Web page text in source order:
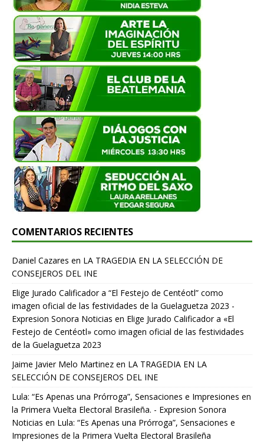
COMENTARIOS RECIENTES
Daniel Cazares en LA TRAGEDIA EN LA SELECCIÓN DE
CONSEJEROS DEL INE
Elige Jurado Calificador a “El Festejo de Centéotl” como
imagen oficial de las festividades de la Guelaguetza 2023 -
Expresion Sonora Noticias en Elige Jurado Calificador a «El
Festejo de Centéotl» como imagen oficial de las festividades
de la Guelaguetza 2023
Jaime Javier Melo Martinez en LA TRAGEDIA EN LA
SELECCIÓN DE CONSEJEROS DEL INE
Lula: “Es Apenas una Prórroga”, Sensaciones e Impresiones en
la Primera Vuelta Electoral Brasileña. - Expresion Sonora
Noticias en Lula: “Es Apenas una Prórroga”, Sensaciones e
Impresiones de la Primera Vuelta Electoral Brasileña